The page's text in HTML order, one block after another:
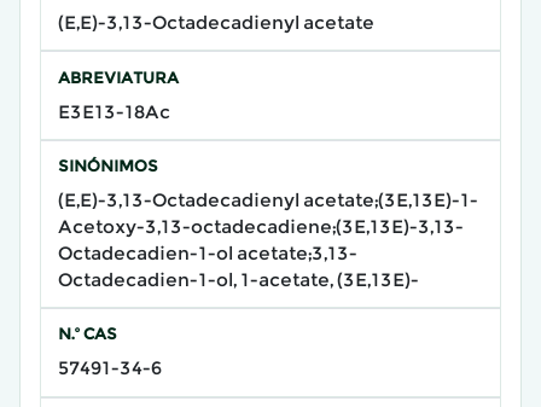
(E,E)-3,13-Octadecadienyl acetate
ABREVIATURA
E3E13-18Ac
SINÓNIMOS
(E,E)-3,13-Octadecadienyl acetate;(3E,13E)-1-
Acetoxy-3,13-octadecadiene;(3E,13E)-3,13-
Octadecadien-1-ol acetate;3,13-
Octadecadien-1-ol, 1-acetate, (3E,13E)-
N.º CAS
57491-34-6